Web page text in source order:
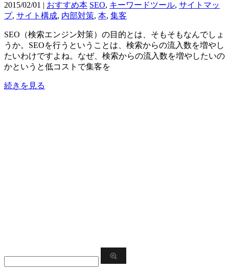
2015/02/01 | おすすめ本 SEO, キーワードツール, サイトマッ
プ, サイト構成, 内部対策, 本, 集客
SEO（検索エンジン対策）の目的とは、そもそもなんでしょ
うか。SEOを行うということは、検索からの流入数を増やし
たいわけですよね。なぜ、検索からの流入数を増やしたいの
かというと低コストで集客を
続きを見る